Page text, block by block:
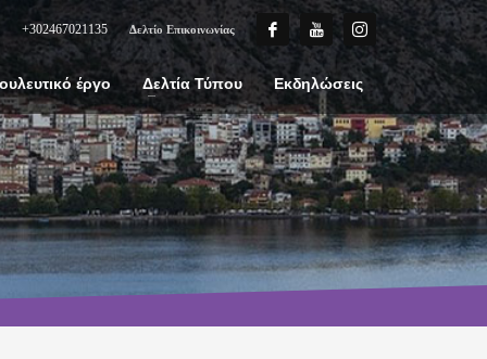
+302467021135 Δελτίο Επικοινωνίας
έργο Δελτία Τύπου Εκδηλώσεις